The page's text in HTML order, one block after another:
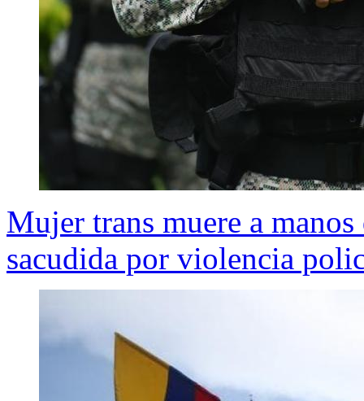
Mujer trans muere a
sacudida por violencia